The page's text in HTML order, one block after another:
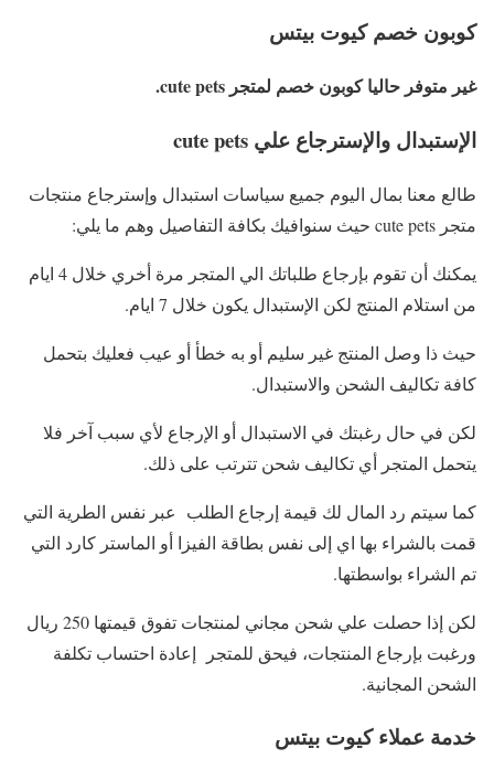
كوبون خصم كيوت بيتس
غير متوفر حاليا كوبون خصم لمتجر cute pets.
الإستبدال والإسترجاع علي cute pets
طالع معنا بمال اليوم جميع سياسات استبدال وإسترجاع منتجات
متجر cute pets حيث سنوافيك بكافة التفاصيل وهم ما يلي:
يمكنك أن تقوم بإرجاع طلباتك الي المتجر مرة أخري خلال 4 ايام
من استلام المنتج لكن الإستبدال يكون خلال 7 ايام.
حيث ذا وصل المنتج غير سليم أو به خطأ أو عيب فعليك بتحمل
كافة تكاليف الشحن والاستبدال.
لكن في حال رغبتك في الاستبدال أو الإرجاع لأي سبب آخر فلا
يتحمل المتجر أي تكاليف شحن تترتب على ذلك.
كما سيتم رد المال لك قيمة إرجاع الطلب عبر نفس الطرية التي
قمت بالشراء بها اي إلى نفس بطاقة الفيزا أو الماستر كارد التي
تم الشراء بواسطتها.
لكن إذا حصلت علي شحن مجاني لمنتجات تفوق قيمتها 250 ريال
ورغبت بإرجاع المنتجات، فيحق للمتجر إعادة احتساب تكلفة
الشحن المجانية.
خدمة عملاء كيوت بيتس